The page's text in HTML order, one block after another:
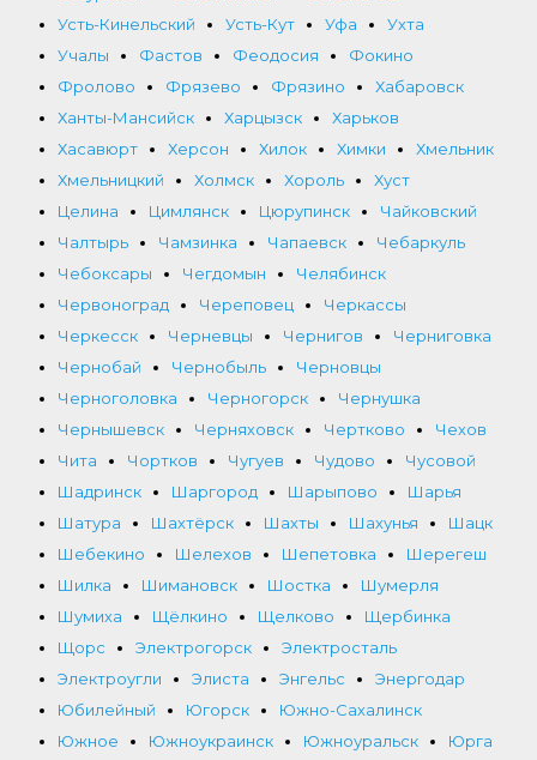
Усть-Кинельский
Усть-Кут Уфа
Ухта
Учалы
Фастов Феодосия
Фокино
Фролово
Фрязево Фрязино
Хабаровск
Ханты-Мансийск
Харцызск
Харьков
Хасавюрт
Херсон Хилок Химки
Хмельник
Хмельницкий
Холмск Хороль
Хуст
Целина
Цимлянск Цюрупинск
Чайковский
Чалтырь
Чамзинка Чапаевск
Чебаркуль
Чебоксары
Чегдомын
Челябинск
Червоноград
Череповец
Черкассы
Черкесск
Черневцы Чернигов
Черниговка
Чернобай
Чернобыль
Черновцы
Черноголовка
Черногорск
Чернушка
Чернышевск
Черняховск Чертково
Чехов
Чита
Чортков Чугуев Чудово
Чусовой
Шадринск
Шаргород Шарыпово
Шарья
Шатура
Шахтёрск Шахты Шахунья
Шацк
Шебекино
Шелехов Шепетовка
Шерегеш
Шилка
Шимановск Шостка
Шумерля
Шумиха
Щёлкино Щелково
Щербинка
Щорс
Электрогорск
Электросталь
Электроугли
Элиста Энгельс
Энергодар
Юбилейный
Югорск
Южно-Сахалинск
Южное
Южноукраинск Южноуральск
Юрга